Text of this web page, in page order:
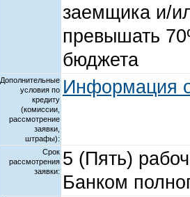
заемщика и/
превышать
бюджета
Дополнительные
условия по
кредиту
(комиссии,
рассмотрение
заявки,
штрафы):
Информация
Срок
рассмотрения
заявки:
5 (Пять)
Банком